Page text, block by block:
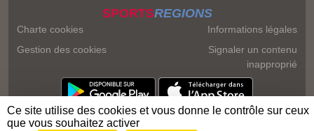
SPORTSREGIONS
Charte cookies
Gestion des cookies
Informations légales
Signaler un contenu
inapproprié
Ce site utilise des cookies et vous donne le contrôle sur ceux
que vous souhaitez activer